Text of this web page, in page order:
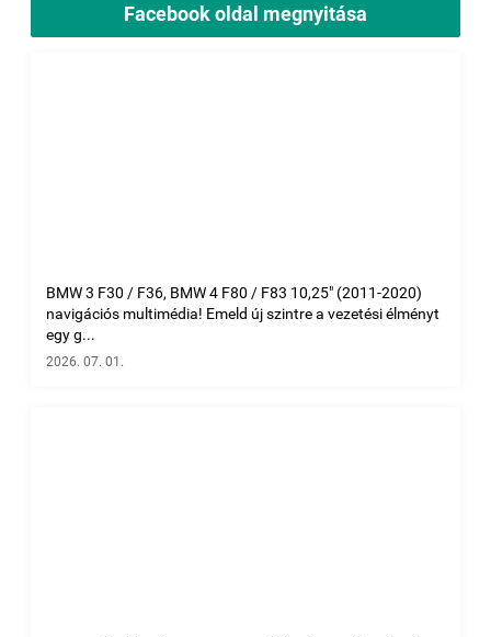
Facebook oldal megnyitása
BMW 3 F30 / F36, BMW 4 F80 / F83 10,25" (2011-2020)
navigációs multimédia! Emeld új szintre a vezetési élményt
egy g...
2026. 07. 01.